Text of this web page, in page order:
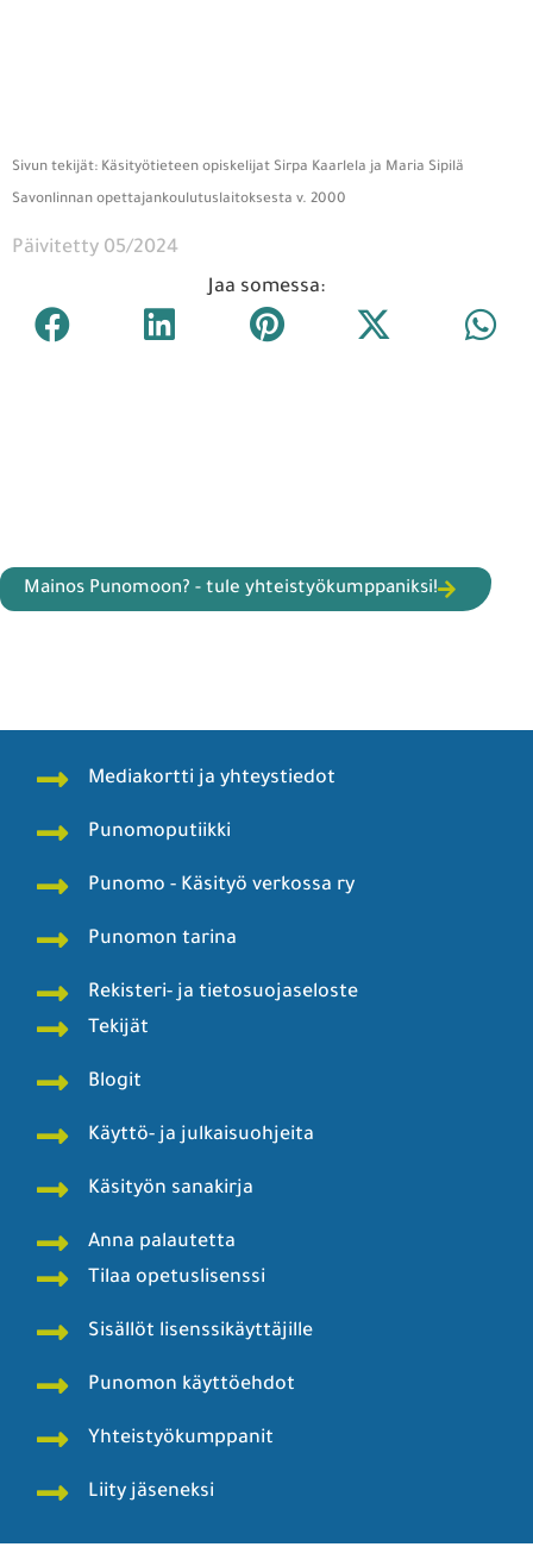
Sivun tekijät: Käsityötieteen opiskelijat Sirpa Kaarlela ja Maria Sipilä
Savonlinnan opettajankoulutuslaitoksesta v. 2000
Päivitetty 05/2024
Jaa somessa:
Mainos Punomoon? - tule yhteistyökumppaniksi!
Mediakortti ja yhteystiedot
Punomoputiikki
Punomo - Käsityö verkossa ry
Punomon tarina
Rekisteri- ja tietosuojaseloste
Tekijät
Blogit
Käyttö- ja julkaisuohjeita
Käsityön sanakirja
Anna palautetta
Tilaa opetuslisenssi
Sisällöt lisenssikäyttäjille
Punomon käyttöehdot
Yhteistyökumppanit
Liity jäseneksi